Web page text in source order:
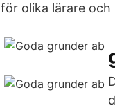
för olika lärare